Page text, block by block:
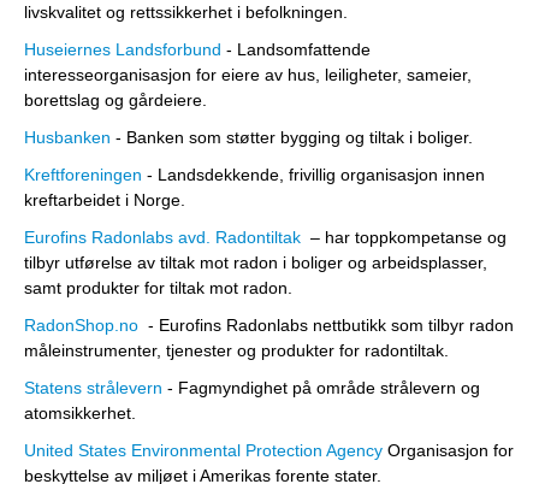
livskvalitet og rettssikkerhet i befolkningen.
Huseiernes Landsforbund - Landsomfattende
interesseorganisasjon for eiere av hus, leiligheter, sameier,
borettslag og gårdeiere.
Husbanken - Banken som støtter bygging og tiltak i boliger.
Kreftforeningen - Landsdekkende, frivillig organisasjon innen
kreftarbeidet i Norge.
Eurofins Radonlabs avd. Radontiltak – har toppkompetanse og
tilbyr utførelse av tiltak mot radon i boliger og arbeidsplasser,
samt produkter for tiltak mot radon.
RadonShop.no - Eurofins Radonlabs nettbutikk som tilbyr radon
måleinstrumenter, tjenester og produkter for radontiltak.
Statens strålevern - Fagmyndighet på område strålevern og
atomsikkerhet.
United States Environmental Protection Agency Organisasjon for
beskyttelse av miljøet i Amerikas forente stater.